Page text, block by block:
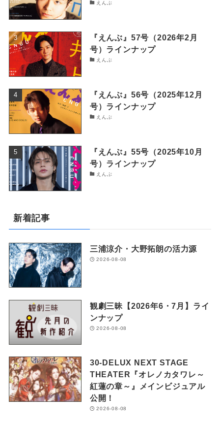
えんぶ
『えんぶ』57号（2026年2月
号）ラインナップ
えんぶ
『えんぶ』56号（2025年12月
号）ラインナップ
えんぶ
『えんぶ』55号（2025年10月
号）ラインナップ
えんぶ
新着記事
三浦涼介・大野拓朗の活力源
2026-08-08
観劇三昧【2026年6・7月】ライ
ンナップ
2026-08-08
30-DELUX NEXT STAGE
THEATER『オレノカタワレ～
紅蓮の章～』メインビジュアル
公開！
2026-08-08